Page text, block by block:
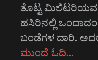
ತೊಟ್ಟ
ಹಸಿರಿನಲ್ಲಿ
ಬಂಡೆಗಳ ದಾರಿ.
ಮುಂದೆ ಓದಿ…